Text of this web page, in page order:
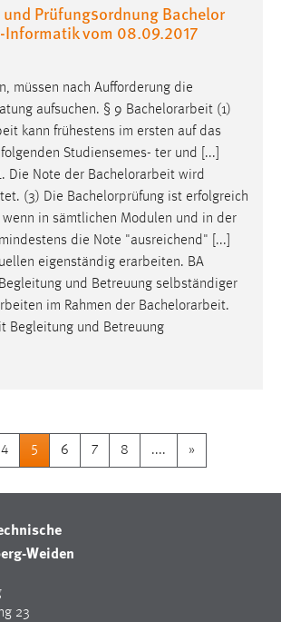
Prüfungsordnung Bachelor
vom 08.09.2017
müssen nach Aufforderung die
aufsuchen. § 9 Bachelorarbeit (1)
kann frühestens im ersten auf das
Studiensemes- ter und [...]
Die Note der Bachelorarbeit wird
(3) Die Bachelorprüfung ist erfolgreich
in sämtlichen Modulen und in der
mindestens die Note "ausreichend" [...]
eigenständig erarbeiten. BA
Begleitung und Betreuung selbständiger
im Rahmen der Bachelorarbeit.
Begleitung und Betreuung
4 5 6 7 8 .... »
Weiden
23